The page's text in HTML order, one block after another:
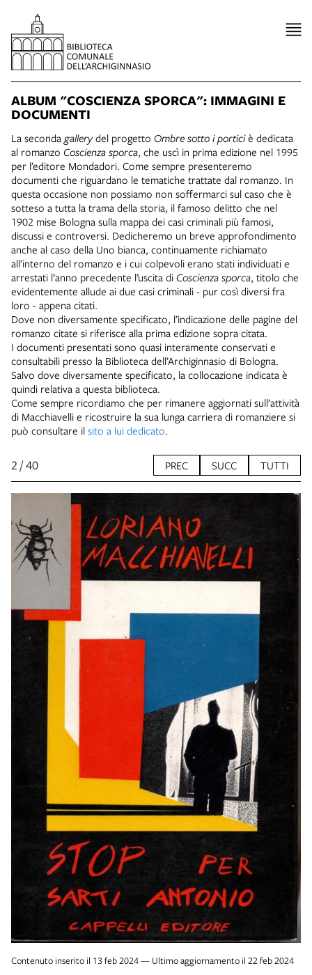
ALBUM "COSCIENZA SPORCA": IMMAGINI E
DOCUMENTI
La seconda gallerydel progetto Ombre sotto i porticiè dedicata
al romanzo Coscienza sporca, che uscì in prima edizione nel 1995
per l’editore Mondadori. Come sempre presenteremo
documenti che riguardano le tematiche trattate dal romanzo. In
questa occasione non possiamo non soffermarci sul caso che è
sotteso a tutta la trama della storia, il famoso delitto che nel
1902 mise Bologna sulla mappa dei casi criminali più famosi,
discussi e controversi. Dedicheremo un breve approfondimento
anche al caso della Uno bianca, continuamente richiamato
all’interno del romanzo e i cui colpevoli erano stati individuati e
arrestati l’anno precedente l’uscita di Coscienza sporca, titolo che
evidentemente allude ai due casi criminali - pur così diversi fra
loro - appena citati.
Dove non diversamente specificato, l’indicazione delle pagine del
romanzo citate si riferisce alla prima edizione sopra citata.
I documenti presentati sono quasi interamente conservati e
consultabili presso la Biblioteca dell’Archiginnasio di Bologna.
Salvo dove diversamente specificato, la collocazione indicata è
quindi relativa a questa biblioteca.
Come sempre ricordiamo che per rimanere aggiornati sull’attività
di Macchiavelli e ricostruire la sua lunga carriera di romanziere si
può consultare il sito a lui dedicato.
2 / 40 PREC SUCC TUTTI
Contenuto inserito il 13 feb 2024 — Ultimo aggiornamento il 22 feb 2024